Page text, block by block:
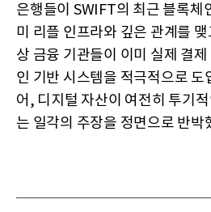
은행들이 SWIFT의 최근 블록체
미 리플 인프라와 깊은 관계를
상 금융 기관들이 이미 실제 결
인 기반 시스템을 적극적으로 도
어, 디지털 자산이 여전히 투기
는 일각의 주장을 정면으로 반박